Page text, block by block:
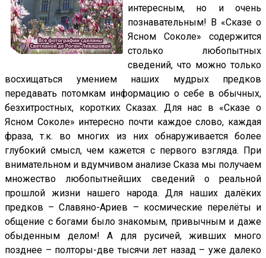
интересным, но и очень
познавательным! В «Сказе о
Ясном Соколе» содержится
столько любопытных
сведений, что можно только
восхищаться умением наших мудрых предков
передавать потомкам информацию о себе в обычных,
безхитростных, коротких Сказах. Для нас в «Сказе о
Ясном Соколе» интересно почти каждое слово, каждая
фраза, т.к. во многих из них обнаруживается более
глубокий смысл, чем кажется с первого взгляда. При
внимательном и вдумчивом анализе Сказа мы получаем
множество любопытнейших сведений о реальной
прошлой жизни нашего народа. Для наших далёких
предков – Славяно-Ариев – космические перелёты и
общение с богами было знакомым, привычным и даже
обыденным делом! А для русичей, живших много
позднее – полторы-две тысячи лет назад – уже далеко